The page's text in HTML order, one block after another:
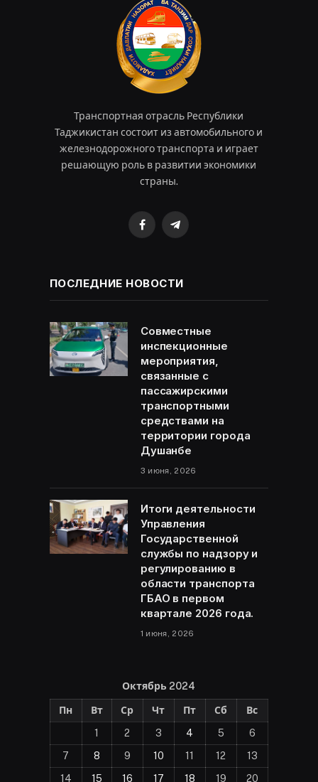
Транспортная отрасль Республики
Таджикистан состоит из автомобильного и
железнодорожного транспорта и играет
решающую роль в развитии экономики
страны.
FacebookTelegram
ПОСЛЕДНИЕ НОВОСТИ
Совместные
инспекционные
мероприятия,
связанные с
пассажирскими
транспортными
средствами на
территории города
Душанбе
3 июня, 2026
Итоги деятельности
Управления
Государственной
службы по надзору и
регулированию в
области транспорта
ГБАО в первом
квартале 2026 года.
1 июня, 2026
Октябрь 2024
Пн Вт Ср Чт Пт Сб
Вс
1
2 3 4 5
6
7
8 9 10 11 12
13
14
15 16 17 18 19 20